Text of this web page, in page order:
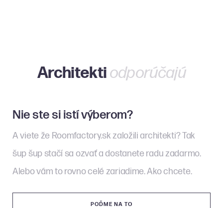
Architektiodporúčajú
Nie ste si istí výberom?
A viete že Roomfactory.sk založili architekti? Tak
šup šup stačí sa ozvať a dostanete radu zadarmo.
Alebo vám to rovno celé zariadime. Ako chcete.
POĎME NA TO